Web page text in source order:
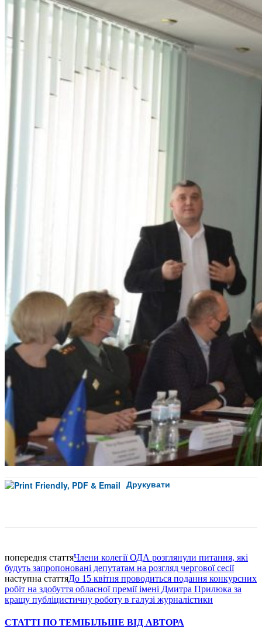
Друкувати
попередня статтяЧлени колегії ОДА розглянули питання, які
будуть запропоновані депутатам на розгляд чергової сесії
наступна статтяДо 15 квітня проводиться подання конкурсних
робіт на здобуття обласної премії імені Дмитра Прилюка за
кращу публіцистичну роботу в галузі журналістики
СТАТТІ ПО ТЕМІБІЛЬШЕ ВІД АВТОРА